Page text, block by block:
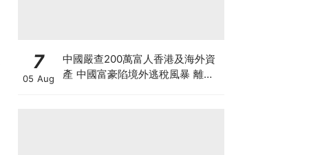
7
05 Aug
中國嚴查200萬富人香港及海外資
產 中國富豪陷境外逃稅風暴 離岸